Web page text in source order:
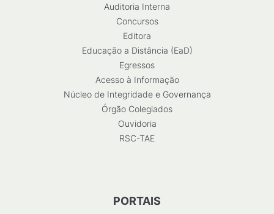
Auditoria Interna
Concursos
Editora
Educação a Distância (EaD)
Egressos
Acesso à Informação
Núcleo de Integridade e Governança
Órgão Colegiados
Ouvidoria
RSC-TAE
PORTAIS